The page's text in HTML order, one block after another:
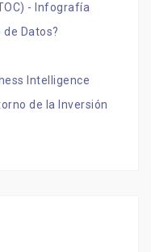
- Infografía
Datos?
Intelligence
de la Inversión